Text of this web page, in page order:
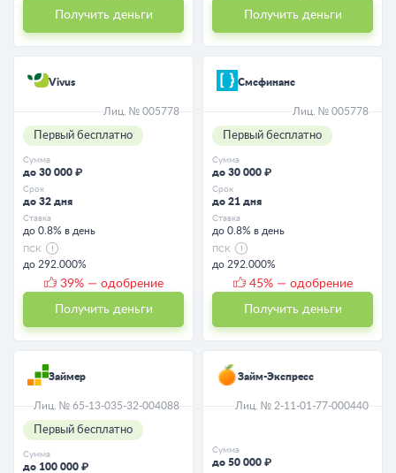
Получить деньги Получить деньги
Vivus
Лиц. № 005778
Первый бесплатно
Сумма
до 30 000 ₽
Срок
до 32 дня
Ставка
до 0.8% в день
ПСК
до 292.000%
39% — одобрение
Получить деньги
Смсфинанс
Лиц. № 005778
Первый бесплатно
Сумма
до 30 000 ₽
Срок
до 21 дня
Ставка
до 0.8% в день
ПСК
до 292.000%
45% — одобрение
Получить деньги
Займер
Лиц. № 65-13-035-32-004088
Первый бесплатно
Сумма
до 100 000 ₽
Займ-Экспресс
Лиц. № 2-11-01-77-000440
Сумма
до 50 000 ₽